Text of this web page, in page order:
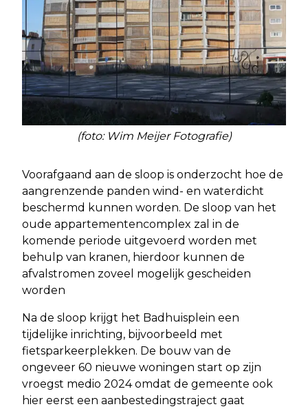
(foto: Wim Meijer Fotografie)
Voorafgaand aan de sloop is onderzocht hoe de
aangrenzende panden wind- en waterdicht
beschermd kunnen worden. De sloop van het
oude appartementencomplex zal in de
komende periode uitgevoerd worden met
behulp van kranen, hierdoor kunnen de
afvalstromen zoveel mogelijk gescheiden
worden
Na de sloop krijgt het Badhuisplein een
tijdelijke inrichting, bijvoorbeeld met
fietsparkeerplekken. De bouw van de
ongeveer 60 nieuwe woningen start op zijn
vroegst medio 2024 omdat de gemeente ook
hier eerst een aanbestedingstraject gaat